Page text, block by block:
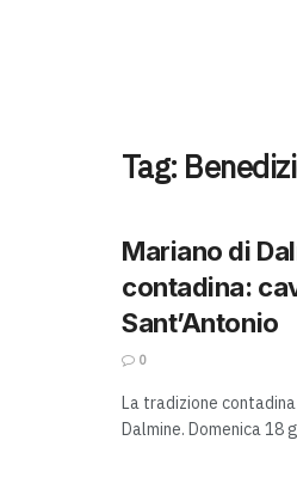
Tag:
Mariano di
contadina:
Sant’Antonio
0
La tradizione
Dalmine. Domenica 18